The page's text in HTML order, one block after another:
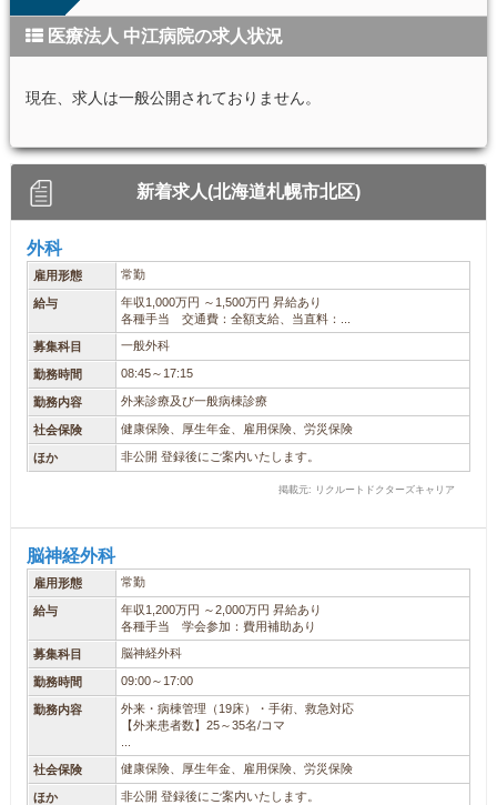
医療法人 中江病院の求人状況
現在、求人は一般公開されておりません。
新着求人(北海道札幌市北区)
外科
雇用形態 常勤
給与
年収1,000万円 ～1,500万円 昇給あり
各種手当 交通費：全額支給、当直料：...
募集科目 一般外科
勤務時間 08:45～17:15
勤務内容 外来診療及び一般病棟診療
社会保険 健康保険、厚生年金、雇用保険、労災保険
ほか 非公開 登録後にご案内いたします。
掲載元: リクルートドクターズキャリア
脳神経外科
雇用形態 常勤
給与
年収1,200万円 ～2,000万円 昇給あり
各種手当 学会参加：費用補助あり
募集科目 脳神経外科
勤務時間 09:00～17:00
勤務内容
外来・病棟管理（19床）・手術、救急対応
【外来患者数】25～35名/コマ
社会保険 健康保険、厚生年金、雇用保険、労災保険
ほか 非公開 登録後にご案内いたします。